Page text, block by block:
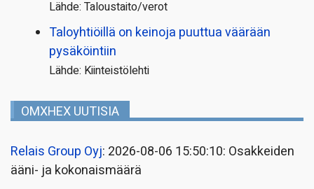
Lähde: Taloustaito/verot
Taloyhtiöillä on keinoja puuttua väärään
pysäköintiin
Lähde: Kiinteistölehti
OMXHEX UUTISIA
Relais Group Oyj: 2026-08-06 15:50:10: Osakkeiden
ääni- ja kokonaismäärä